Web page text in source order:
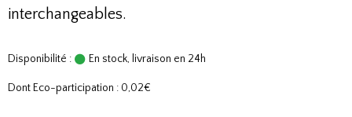
interchangeables.
Disponibilité : En stock, livraison en 24h
Dont Eco-participation : 0,02€